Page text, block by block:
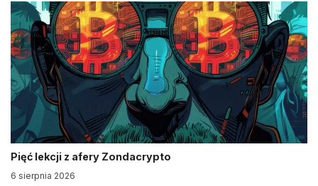
Pięć lekcji z afery Zondacrypto
6 sierpnia 2026